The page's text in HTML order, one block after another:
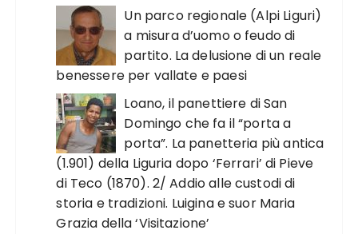
Un parco regionale (Alpi Liguri)
a misura d’uomo o feudo di
partito. La delusione di un reale
benessere per vallate e paesi
Loano, il panettiere di San
Domingo che fa il “porta a
porta”. La panetteria più antica
(1.901) della Liguria dopo ‘Ferrari’ di Pieve
di Teco (1870). 2/ Addio alle custodi di
storia e tradizioni. Luigina e suor Maria
Grazia della ‘Visitazione’